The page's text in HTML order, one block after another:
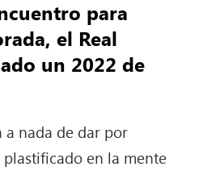
para
el Real
un 2022 de
a nada de dar por
en la mente